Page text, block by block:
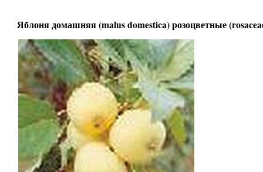
Яблоня домашняя (malus domestica) розоцветные